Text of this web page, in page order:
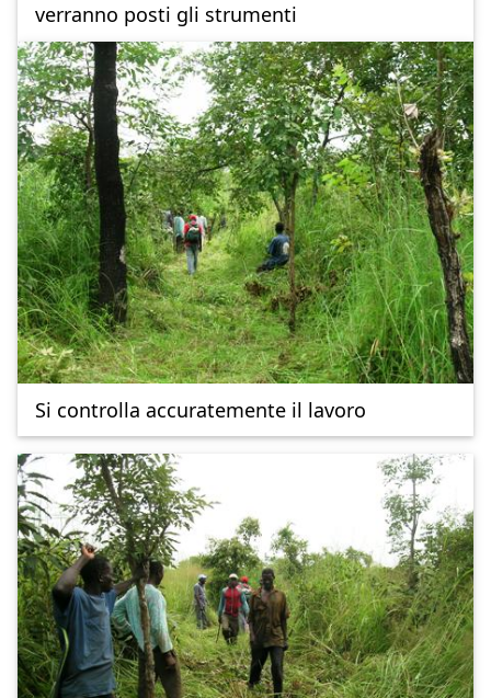
verranno posti gli strumenti
Si controlla accuratemente il lavoro